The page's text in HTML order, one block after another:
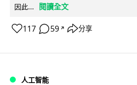
因此...
閱讀全文
117 59 ↗ 分享
人工智能